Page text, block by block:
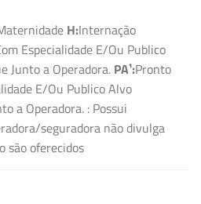
H:Internação
Especialidade E/Ou Publico
Junto a Operadora. PA¹:Pronto
E/Ou Publico Alvo
a Operadora. : Possui
seguradora não divulga
são oferecidos